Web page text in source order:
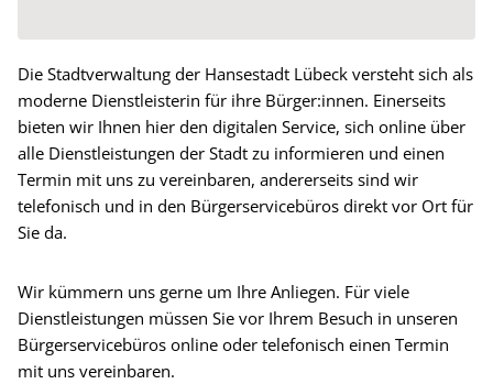
Die Stadtverwaltung der Hansestadt Lübeck versteht sich als
moderne Dienstleisterin für ihre Bürger:innen. Einerseits
bieten wir Ihnen hier den digitalen Service, sich online über
alle Dienstleistungen der Stadt zu informieren und einen
Termin mit uns zu vereinbaren, andererseits sind wir
telefonisch und in den Bürgerservicebüros direkt vor Ort für
Sie da.
Wir kümmern uns gerne um Ihre Anliegen. Für viele
Dienstleistungen müssen Sie vor Ihrem Besuch in unseren
Bürgerservicebüros online oder telefonisch einen Termin
mit uns vereinbaren.